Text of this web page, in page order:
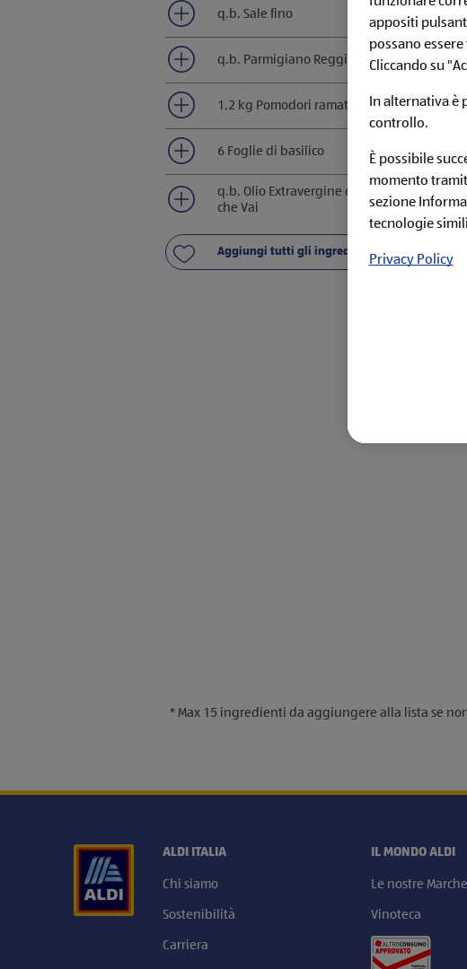
q.b. Sale fino
q.b. Parmigiano Reggiano D.O.P Primis
1,2 kg Pomodori ramati
6 Foglie di basilico
q.b. Olio Extravergine di Oliva D.O.P Terra di
che Vai
Aggiungi tutti gli ingredienti alla lista *
* Max 15 ingredienti da aggiungere alla lista se
ALDI ITALIA
Chi siamo
Sostenibilità
Carriera
IL MONDO ALDI
Le nostre Marche
Vinoteca
appositi
possano essere
Cliccando su
In alternativa
controllo.
È possibile
momento
sezione
tecnologie simili
Privacy Policy